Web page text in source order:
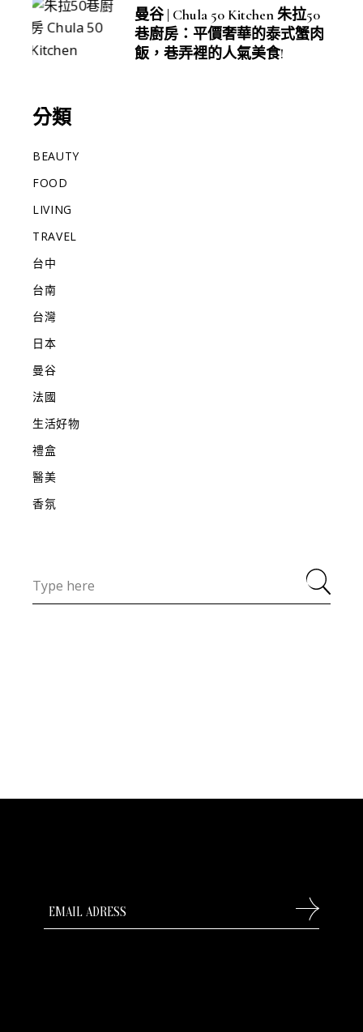
曼谷 | Chula 50 Kitchen 朱拉50
巷廚房：平價奢華的泰式蟹肉
飯，巷弄裡的人氣美食!
分類
BEAUTY
FOOD
LIVING
TRAVEL
台中
台南
台灣
日本
曼谷
法國
生活好物
禮盒
醫美
香氛
for: